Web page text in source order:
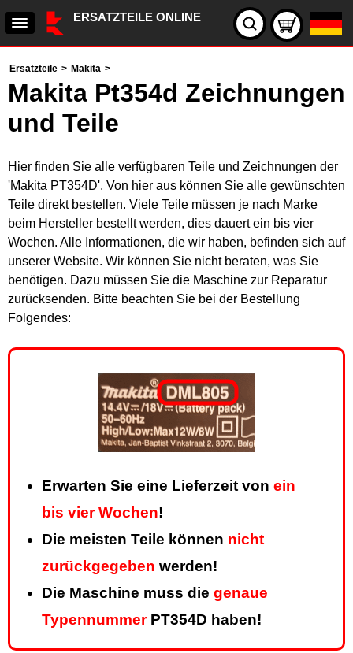
ERSATZTEILE ONLINE
Ersatzteile > Makita >
Makita Pt354d Zeichnungen
und Teile
Hier finden Sie alle verfügbaren Teile und Zeichnungen der
'Makita PT354D'. Von hier aus können Sie alle gewünschten
Teile direkt bestellen. Viele Teile müssen je nach Marke
beim Hersteller bestellt werden, dies dauert ein bis vier
Wochen. Alle Informationen, die wir haben, befinden sich auf
unserer Website. Wir können Sie nicht beraten, was Sie
benötigen. Dazu müssen Sie die Maschine zur Reparatur
zurücksenden. Bitte beachten Sie bei der Bestellung
Folgendes:
Erwarten Sie eine Lieferzeit von ein
bis vier Wochen!
Die meisten Teile können nicht
zurückgegeben werden!
Die Maschine muss die genaue
TypennummerPT354D haben!